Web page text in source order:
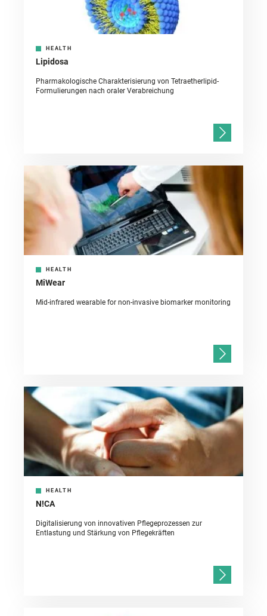
HEALTH
Lipidosa
Pharmakologische Charakterisierung von Tetraetherlipid-
Formulierungen nach oraler Verabreichung
HEALTH
MiWear
Mid-infrared wearable for non-invasive biomarker monitoring
HEALTH
N!CA
Digitalisierung von innovativen Pflegeprozessen zur
Entlastung und Stärkung von Pflegekräften